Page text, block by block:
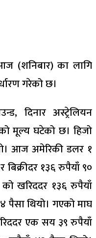
(शनिबार) का लागि
गरेको छ।
दिनार अस्ट्रेलियन
मूल्य घटेको छ। हिजो
आज अमेरिकी डलर १
१३६ रुपैयाँ ९०
खरिददर १३६ रुपैयाँ
पैसा थियो। गएको माघ
एक सय ३९ रुपैयाँ